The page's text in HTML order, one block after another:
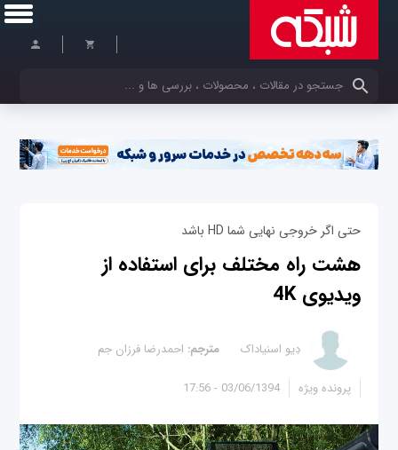
کلمات کلیدی خود را وارد کنید
حتی اگر خروجی نهایی شما HD باشد
هشت راه مختلف برای استفاده از
ویدیوی 4K
03/06/1394 - 17:56
دِیو اسنیاداک مترجم: احمدرضا فرزان جم
پرونده ویژه